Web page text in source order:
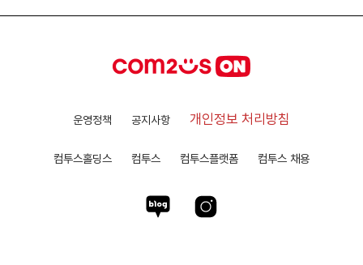
운영정책 공지사항 개인정보 처리방침
컴투스홀딩스 컴투스 컴투스플랫폼 컴투스 채용